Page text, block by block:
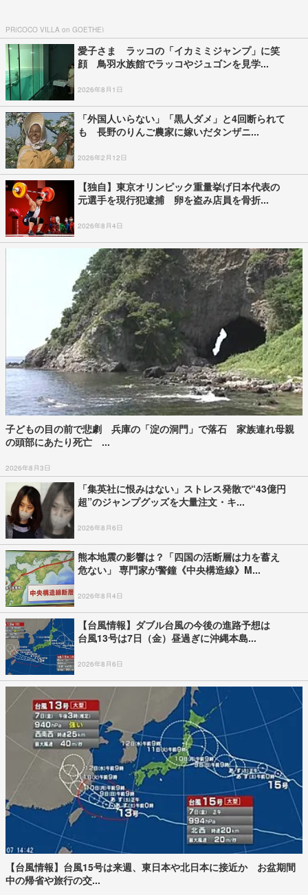
PR(COCO VILLA on GOETHE)
愛子さま ラッコの「イカミミジャンプ」に笑
顔 鳥羽水族館でラッコやジュゴンを見学...
2026年8月1日
「外国人いらない」「黒人ダメ」と4回断られて
も 長野のりんご農家に嫁いだタンザニ...
2026年2月12日
【独自】東京オリンピック重量挙げ日本代表の
元選手を現行犯逮捕 卵を盗み店員を骨折...
2026年8月4日
子どもの目の前で悲劇 兵庫の「淀の洞門」で落石 家族連れ母親
の頭部にあたり死亡 ...
2026年8月3日
「集英社に恨みはない」ストレス発散で“43億円
超”のジャンプグッズを大量注文・キ...
2026年8月6日
熊本地震の影響は？「四国の活断層は力を蓄え
危ない」 専門家が警鐘《中央構造線》M...
2026年8月4日
【台風情報】ダブル台風の今後の進路予想は
台風13号は7日（金）昼過ぎに沖縄本島...
2026年8月6日
【台風情報】台風15号は来週、東日本や北日本に接近か お盆期間
中の帰省や旅行の交...